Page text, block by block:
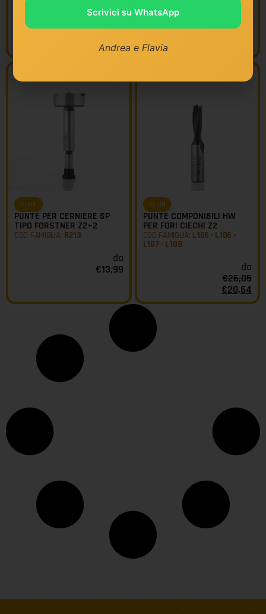
da
93,77
KLEIN
PUNTE PER CERNIERE SP
TIPO FORSTNER Z2+2
COD FAMIGLIA: R213
da
€13,99
KLEIN
PUNTE COMPONIBILI HW
PER FORI CIECHI Z2
COD FAMIGLIA: L105 - L106 -
L107 - L108
da
€26,05
€20,64
Scrivici su WhatsApp
Andrea e Flavia